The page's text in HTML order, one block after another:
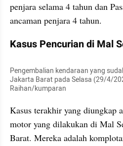
penjara selama 4 tahun dan
ancaman penjara 4 tahun.
Kasus Pencurian di Mal
Pengembalian kendaraan yang
Jakarta Barat pada Selasa (29/4/
Raihan/kumparan
Kasus terakhir yang diungkap
motor yang dilakukan di Mal
Barat. Mereka adalah